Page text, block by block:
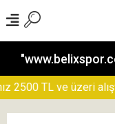
2500 TL ve üzeri